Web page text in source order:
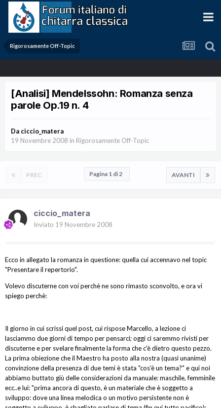
Rigorosamente Off-Topic
[Analisi] Mendelssohn: Romanza senza
parole Op.19 n. 4
Da ciccio_matera
19 Novembre 2008 in Rigorosamente Off-Topic
PREC AVANTI
Pagina 1 di 2
ciccio_matera
Inviato 19 Novembre 2008
Ecco in allegato la romanza in questione: quella cui accennavo nel topic
"Presentare il repertorio".
Volevo discuterne con voi perchè ne sono rimasto sconvolto, e ora vi
spiego perchè:
Il giorno in cui scrissi quel post, cui rispose Marcello, a lezione ci
lasciammo due giorni di tempo per pensarci; oggi ci saremmo rivisti per
discuterne e per svelare finalmente la forma che c'è dietro questo pezzo.
La prima obiezione che il Maestro ha posto alla nostra (quasi unanime)
convinzione della presenza di due temi è stata "cos'è un tema?" e qui noi
abbiamo buttato giù delle considerazioni da manuale: maschile, femminile
ecc..e lui: "prima ancora di questo, è un materiale che è soggetto a
sviluppo: dove una linea melodica o un motivo persistente non è